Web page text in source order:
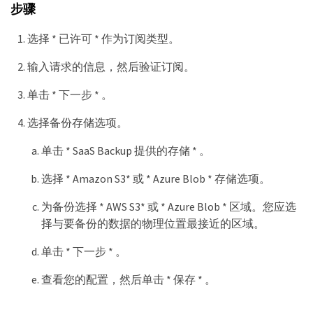
步骤
选择 * 已许可 * 作为订阅类型。
输入请求的信息，然后验证订阅。
单击 * 下一步 * 。
选择备份存储选项。
单击 * SaaS Backup 提供的存储 * 。
选择 * Amazon S3* 或 * Azure Blob * 存储选项。
为备份选择 * AWS S3* 或 * Azure Blob * 区域。您应选
择与要备份的数据的物理位置最接近的区域。
单击 * 下一步 * 。
查看您的配置，然后单击 * 保存 * 。